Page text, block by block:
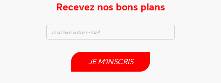
Recevez nos bons plans
JE M'INSCRIS